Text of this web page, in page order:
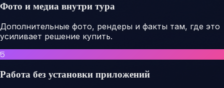
Фото и медиа внутри тура
Дополнительные фото, рендеры и факты там, где это
усиливает решение купить.
5
Работа без установки приложений